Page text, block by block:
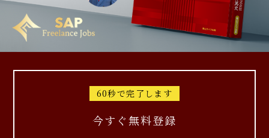
60秒で完了します
今すぐ無料登録